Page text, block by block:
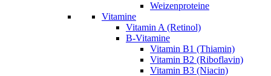
Weizenproteine
Vitamine
Vitamin A (Retinol)
B-Vitamine
Vitamin B1 (Thiamin)
Vitamin B2 (Riboflavin)
Vitamin B3 (Niacin)